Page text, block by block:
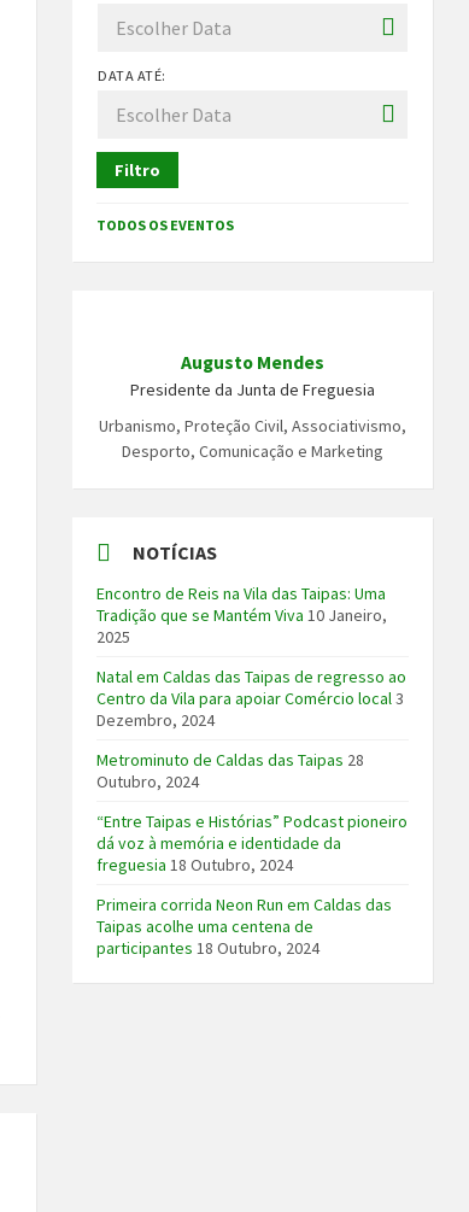
DATA ATÉ:
Filtro
TODOS OS EVENTOS
Augusto Mendes
Presidente da Junta de Freguesia
Urbanismo, Proteção Civil, Associativismo,
Desporto, Comunicação e Marketing
NOTÍCIAS
Encontro de Reis na Vila das Taipas: Uma
Tradição que se Mantém Viva 10 Janeiro,
2025
Natal em Caldas das Taipas de regresso ao
Centro da Vila para apoiar Comércio local3
Dezembro, 2024
Metrominuto de Caldas das Taipas 28
Outubro, 2024
“Entre Taipas e Histórias” Podcast pioneiro
dá voz à memória e identidade da
freguesia 18 Outubro, 2024
Primeira corrida Neon Run em Caldas das
Taipas acolhe uma centena de
participantes 18 Outubro, 2024